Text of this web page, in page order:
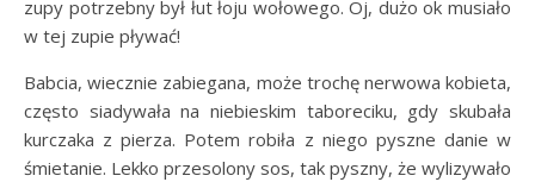
zupy potrzebny był łut łoju wołowego. Oj, dużo ok musiało
w tej zupie pływać!
Babcia, wiecznie zabiegana, może trochę nerwowa kobieta,
często siadywała na niebieskim taboreciku, gdy skubała
kurczaka z pierza. Potem robiła z niego pyszne danie w
śmietanie. Lekko przesolony sos, tak pyszny, że wylizywało